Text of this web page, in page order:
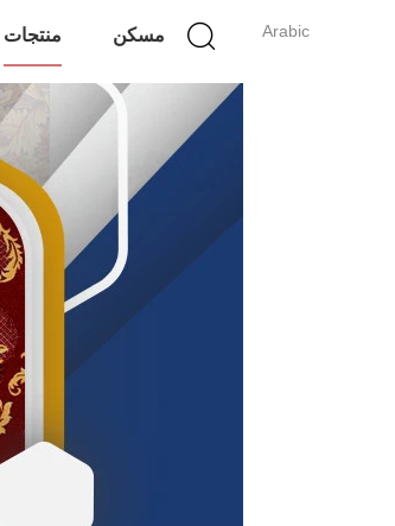
Arabic مسكن منتجات